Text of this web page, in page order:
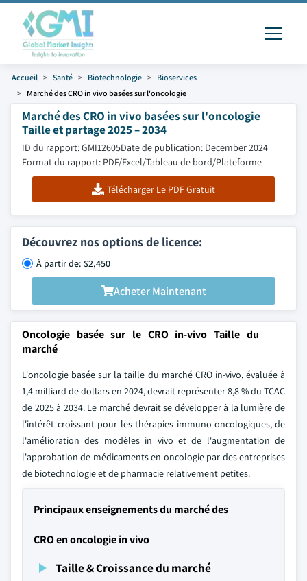
Accueil Santé Biotechnologie
Bioservices
Marché des CRO in vivo basées sur l'oncologie
Marché des CRO in vivo basées sur l'oncologie
Taille et partage 2025 – 2034
ID du rapport: GMI12605Date de publication: December 2024
Format du rapport: PDF/Excel/Tableau de bord/Plateforme
Télécharger Le PDF Gratuit
Découvrez nos options de licence:
À partir de: $2,450
Acheter Maintenant
Oncologie basée sur le CRO in-vivo Taille du
marché
L'oncologie basée sur la taille du marché CRO in-vivo, évaluée à
1,4 milliard de dollars en 2024, devrait représenter 8,8 % du TCAC
de 2025 à 2034. Le marché devrait se développer à la lumière de
l'intérêt croissant pour les thérapies immuno-oncologiques, de
l'amélioration des modèles in vivo et de l'augmentation de
l'approbation de médicaments en oncologie par des entreprises
de biotechnologie et de pharmacie relativement petites.
Principaux enseignements du marché des
CRO en oncologie in vivo
Taille & Croissance du marché